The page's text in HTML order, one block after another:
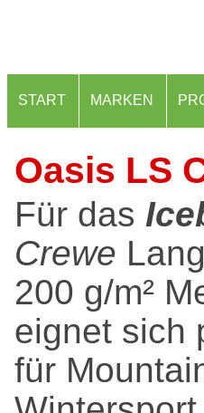
START MARKEN
Oasis LS
Für das
Crewe
200 g/m²
eignet sich
für